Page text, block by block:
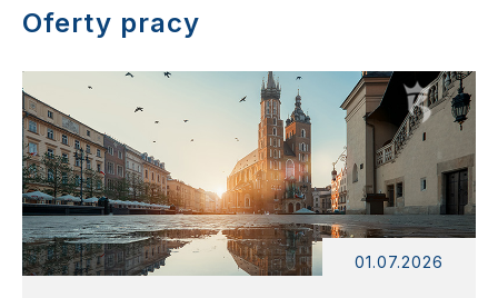
Oferty pracy
01.07.2026